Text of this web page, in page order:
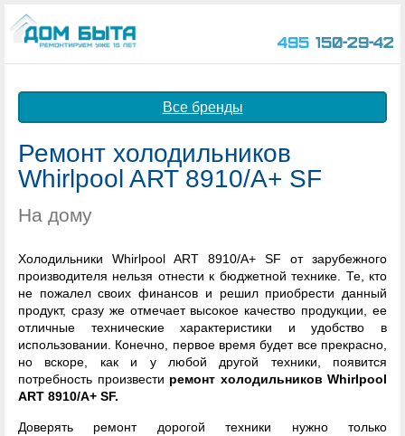
495 150-29-42
Все бренды
Ремонт холодильников
Whirlpool ART 8910/A+ SF
На дому
Холодильники Whirlpool ART 8910/A+ SF от зарубежного
производителя нельзя отнести к бюджетной технике. Те, кто
не пожалел своих финансов и решил приобрести данный
продукт, сразу же отмечает высокое качество продукции, ее
отличные технические характеристики и удобство в
использовании. Конечно, первое время будет все прекрасно,
но вскоре, как и у любой другой техники, появится
потребность произвести ремонт холодильников Whirlpool
ART 8910/A+ SF.
Доверять ремонт дорогой техники нужно только